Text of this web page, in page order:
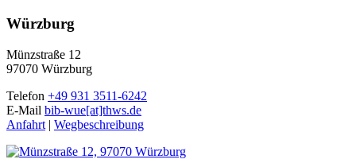
Würzburg
Münzstraße 12
97070 Würzburg
Telefon +49 931 3511-6242
E-Mail bib-wue[at]thws.de
Anfahrt | Wegbeschreibung